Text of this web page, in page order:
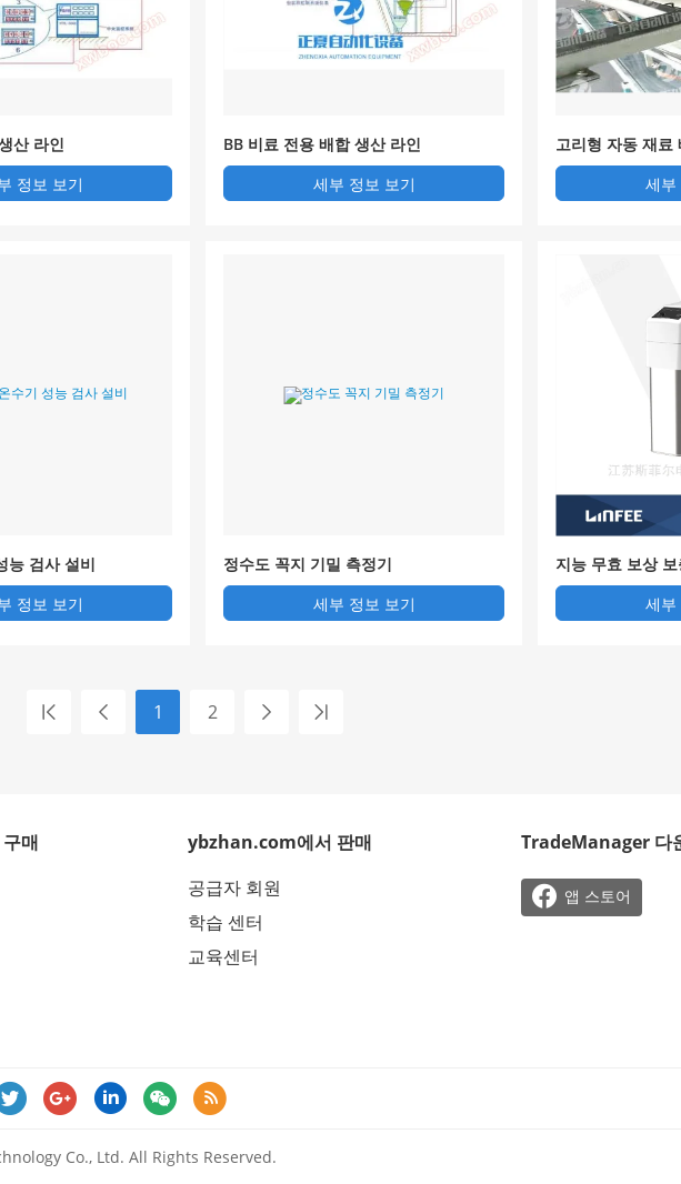
산 라인
정보 보기
BB 비료 전용 배합 생산 라인
세부 정보 보기
고리형 자동 재료
세부
능 검사 설비
정보 보기
정수도 꼭지 기밀 측정기
세부 정보 보기
지능 무효 보상
50 넥피
세부
1 2
매
ybzhan.com에서 판매
공급자 회원
학습 센터
교육센터
TradeManager 다
 앱 스토어
   
Co., Ltd. All Rights Reserved.